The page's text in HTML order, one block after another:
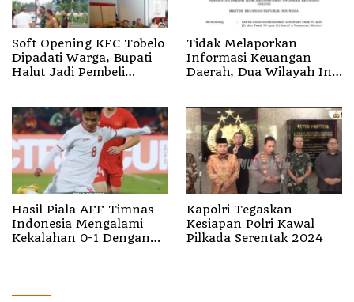
Soft Opening KFC Tobelo
Dipadati Warga, Bupati
Halut Jadi Pembeli
Tidak Melaporkan
Informasi Keuangan
Daerah, Dua Wilayah Ini
Hasil Piala AFF Timnas
Indonesia Mengalami
Kekalahan 0-1 Dengan
Kapolri Tegaskan
Kesiapan Polri Kawal
Pilkada Serentak 2024